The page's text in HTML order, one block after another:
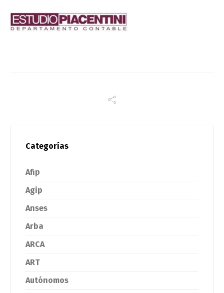
Categorías
Afip
Agip
Anses
Arba
ARCA
ART
Autónomos